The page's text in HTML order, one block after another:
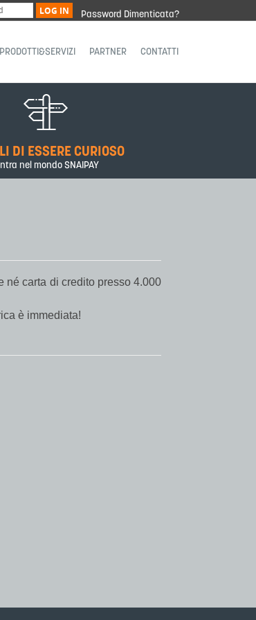
LOG IN Password Dimenticata?
PRODOTTI&SERVIZI PARTNER CONTATTI
DI ESSERE CURIOSO
nel mondo SNAIPAY
né carta di credito presso 4.000
è immediata!